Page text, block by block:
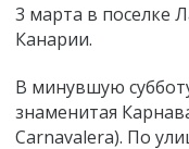
3 марта в поселке
Канарии.
В минувшую
знаменитая
Carnavalera). По